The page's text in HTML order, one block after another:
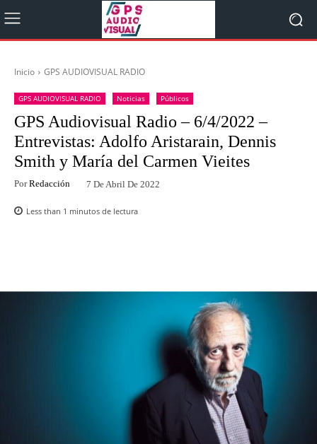
Inicio GPS AUDIOVISUAL RADIO
GPS AUDIOVISUAL RADIO Noticias Públicos
GPS Audiovisual Radio – 6/4/2022 –
Entrevistas: Adolfo Aristarain, Dennis
Smith y María del Carmen Vieites
Por Redacción 7 De Abril De 2022
Less than 1 minutos de lectura